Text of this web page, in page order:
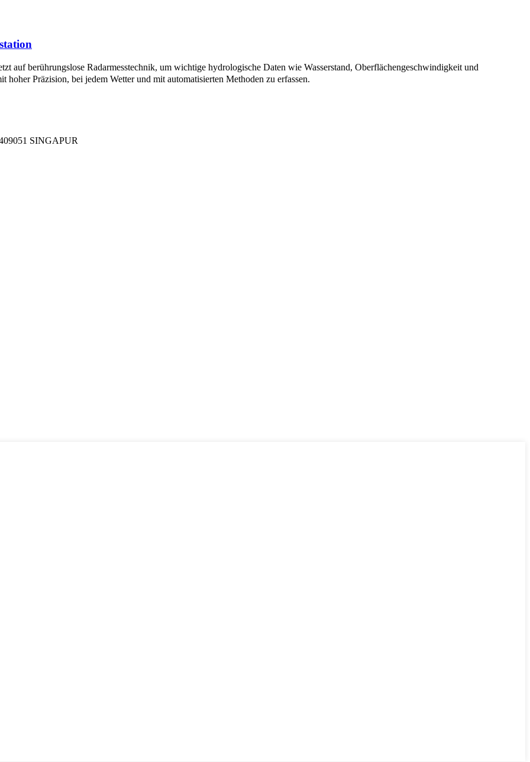
auf berührungslose Radarmesstechnik, um wichtige hydrologische Daten wie Wasserstand, Oberflächengeschwindigkeit und
hoher Präzision, bei jedem Wetter und mit automatisierten Methoden zu erfassen.
SINGAPUR